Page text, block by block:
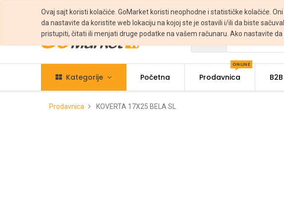
Ovaj sajt koristi kolačiće. GoMarket koristi neophodne i statističke kolačiće.
da nastavite da koristite web lokaciju na kojoj ste je ostavili i/ili da biste
pristupiti, čitati ili menjati druge podatke na vašem računaru. Ako nastavite
Kategorije Početna Prodavnica
ONLINE
B2B
Prodavnica KOVERTA 17X25 BELA SL